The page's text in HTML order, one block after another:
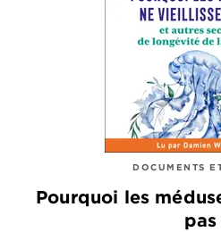
DOCUMENTS
Pourquoi les
pas